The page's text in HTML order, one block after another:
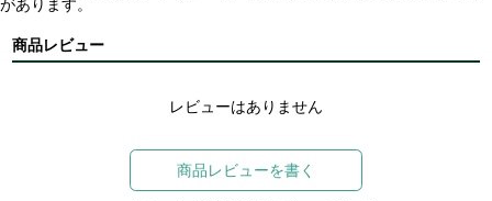
があります。
商品レビュー
レビューはありません
商品レビューを書く